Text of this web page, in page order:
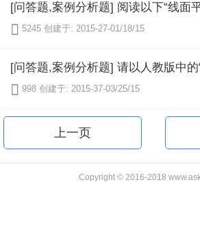
 5245 创建于: 2015-27-01/18/15
 998 创建于: 2015-37-03/25/15
上一页
Copyright © 2016-2018